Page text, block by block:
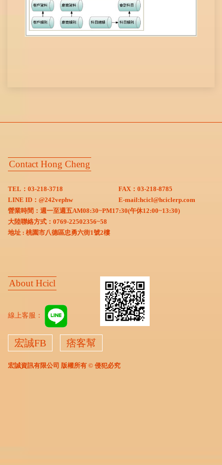
Contact Hong Cheng
TEL：03-218-3718
FAX：03-218-8785
LINE ID： @242vephw E-mail:hcicl@hciclerp.com
營業時間：週一至週五AM08:30~PM17:30(午休12:00~13:30)
大陸聯絡方式：0769-22502356~58
地址 : 桃園市八德區忠勇六街1號2樓
About Hcicl
線上客服：
宏誠FB 痞客幫
宏誠資訊有限公司 版權所有 © 侵犯必究